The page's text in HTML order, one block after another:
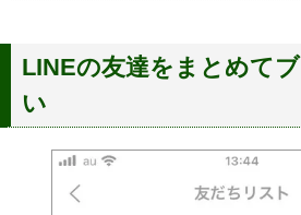
LINEの友達をまとめて
い